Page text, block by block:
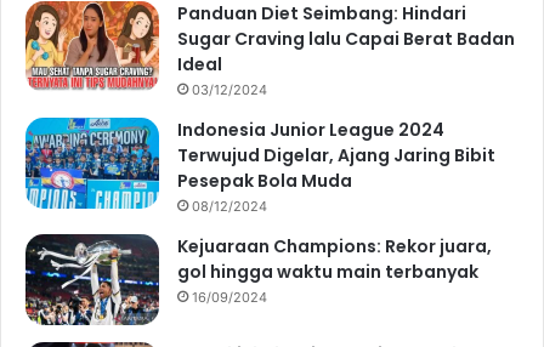
Panduan Diet Seimbang: Hindari
Sugar Craving lalu Capai Berat Badan
Ideal
03/12/2024
Indonesia Junior League 2024
Terwujud Digelar, Ajang Jaring Bibit
Pesepak Bola Muda
08/12/2024
Kejuaraan Champions: Rekor juara,
gol hingga waktu main terbanyak
16/09/2024